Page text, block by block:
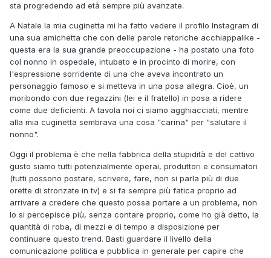
sta progredendo ad età sempre più avanzate.
A Natale la mia cuginetta mi ha fatto vedere il profilo Instagram di
una sua amichetta che con delle parole retoriche acchiappalike -
questa era la sua grande preoccupazione - ha postato una foto
col nonno in ospedale, intubato e in procinto di morire, con
l'espressione sorridente di una che aveva incontrato un
personaggio famoso e si metteva in una posa allegra. Cioè, un
moribondo con due regazzini (lei e il fratello) in posa a ridere
come due deficienti. A tavola noi ci siamo agghiacciati, mentre
alla mia cuginetta sembrava una cosa "carina" per "salutare il
nonno".
Oggi il problema è che nella fabbrica della stupidità e del cattivo
gusto siamo tutti potenzialmente operai, produttori e consumatori
(tutti possono postare, scrivere, fare, non si parla più di due
orette di stronzate in tv) e si fa sempre più fatica proprio ad
arrivare a credere che questo possa portare a un problema, non
lo si percepisce più, senza contare proprio, come ho già detto, la
quantità di roba, di mezzi e di tempo a disposizione per
continuare questo trend. Basti guardare il livello della
comunicazione politica e pubblica in generale per capire che